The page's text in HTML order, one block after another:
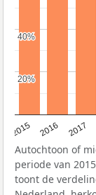
2015 2016 2017
20%
20%
40%
40%
Autochtoon of
periode van
toont de